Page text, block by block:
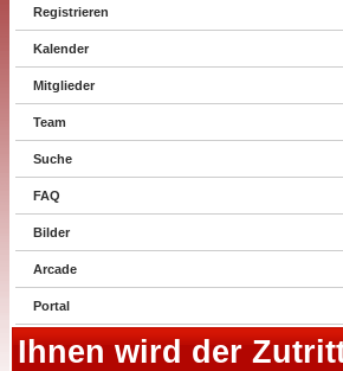
Registrieren
Kalender
Mitglieder
Team
Suche
FAQ
Bilder
Arcade
Portal
Ihnen wird der